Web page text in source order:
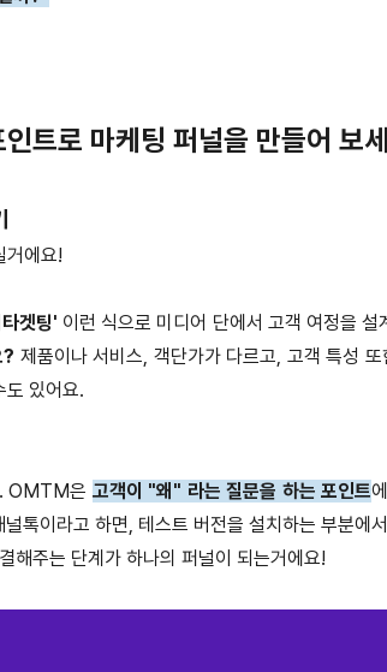
트로 마케팅 퍼널을 만들어 보
거에요!
겟팅' 이런 식으로 미디어 단에서 고객 여정을 설
? 제품이나 서비스, 객단가가 다르고, 고객 특성
도 있어요.
OMTM은 고객이 "왜" 라는 질문을 하는 포인트
톡이라고 하면, 테스트 버전을 설치하는 부분에
주는 단계가 하나의 퍼널이 되는거에요!